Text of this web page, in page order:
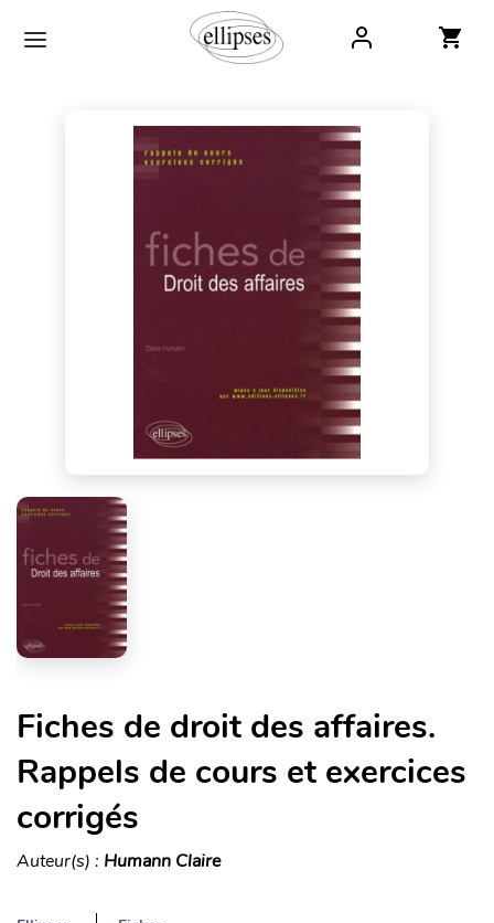
Fiches de droit des affaires.
Rappels de cours et exercices
corrigés
Auteur(s) : Humann Claire